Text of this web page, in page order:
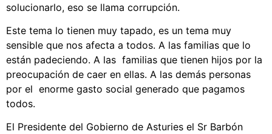
solucionarlo, eso se llama corrupción.
Este tema lo tienen muy tapado, es un tema muy
sensible que nos afecta a todos. A las familias que lo
están padeciendo. A las familias que tienen hijos por la
preocupación de caer en ellas. A las demás personas
por el enorme gasto social generado que pagamos
todos.
El Presidente del Gobierno de Asturies el Sr Barbón